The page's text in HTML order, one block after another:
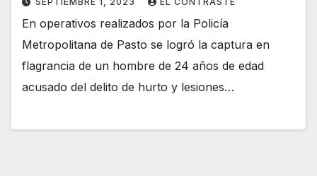
En operativos realizados por la Policía
Metropolitana de Pasto se logró la captura en
flagrancia de un hombre de 24 años de edad
acusado del delito de hurto y lesiones…